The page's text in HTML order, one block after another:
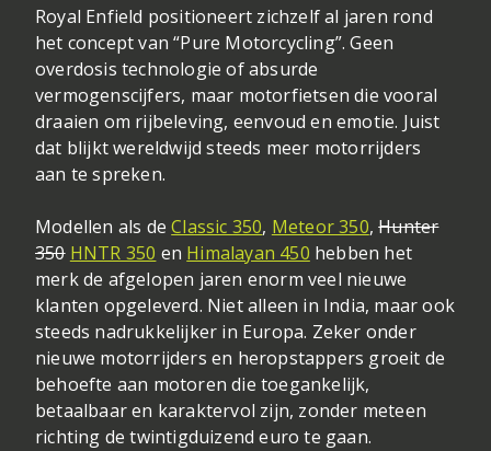
Royal Enfield positioneert zichzelf al jaren rond
het concept van “Pure Motorcycling”. Geen
overdosis technologie of absurde
vermogenscijfers, maar motorfietsen die vooral
draaien om rijbeleving, eenvoud en emotie. Juist
dat blijkt wereldwijd steeds meer motorrijders
aan te spreken.
Modellen als deClassic 350, Meteor 350,Hunter
350 HNTR 350 en Himalayan 450 hebben het
merk de afgelopen jaren enorm veel nieuwe
klanten opgeleverd. Niet alleen in India, maar ook
steeds nadrukkelijker in Europa. Zeker onder
nieuwe motorrijders en heropstappers groeit de
behoefte aan motoren die toegankelijk,
betaalbaar en karaktervol zijn, zonder meteen
richting de twintigduizend euro te gaan.